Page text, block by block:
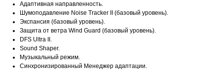
Адаптивная направленность.
Шумоподавление Noise Tracker II (базовый уровень).
Экспансия (базовый уровень).
Защита от ветра Wind Guard (базовый уровень).
DFS Ultra II.
Sound Shaper.
Музыкальный режим.
Синхронизированный Менеджер адаптации.